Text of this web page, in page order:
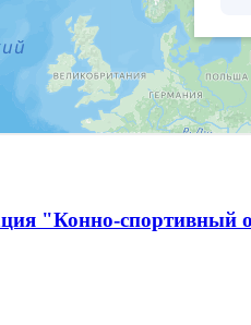
"Конно-спортивный